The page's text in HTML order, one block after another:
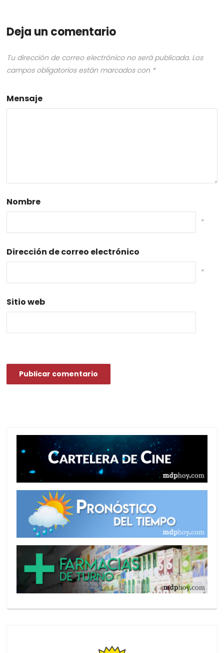
Deja un comentario
Tu dirección de correo electrónico no será publicada. Los
campos obligatorios están marcados con *
Mensaje
Nombre
*
Dirección de correo electrónico
*
Sitio web